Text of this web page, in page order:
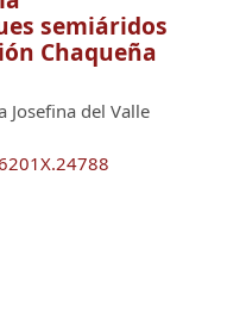
semiáridos
Chaqueña
Josefina del Valle